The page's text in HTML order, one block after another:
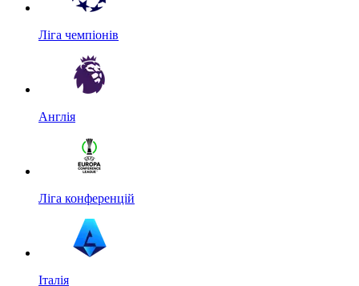
Ліга чемпіонів
Англія
Ліга конференцій
Італія